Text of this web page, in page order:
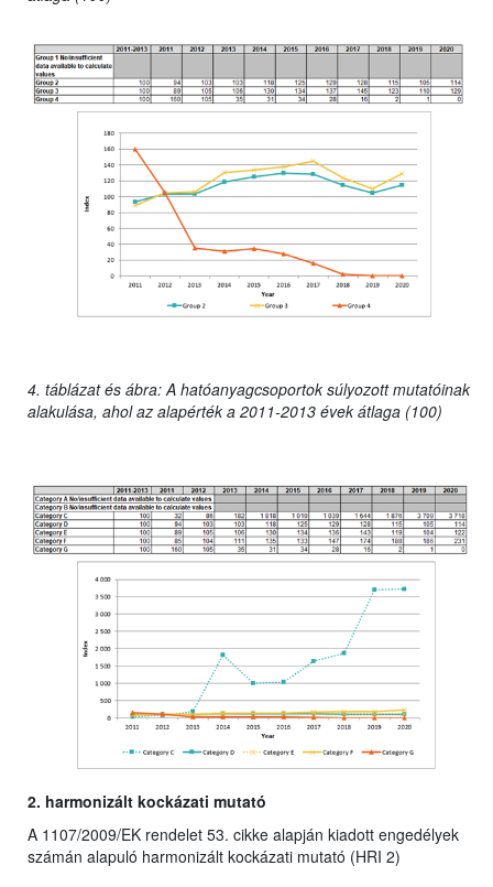
4. táblázat és ábra: A hatóanyagcsoportok súlyozott mutatóinak
alakulása, ahol az alapérték a 2011-2013 évek átlaga (100)
2. harmonizált kockázati mutató
A 1107/2009/EK rendelet 53. cikke alapján kiadott engedélyek
számán alapuló harmonizált kockázati mutató (HRI 2)